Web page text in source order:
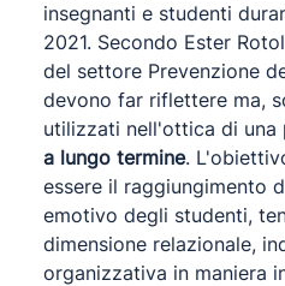
insegnanti e studenti
2021. Secondo Ester
del settore Prevenzione
devono far riflettere ma,
utilizzati nell'ottica di una
a lungo termine.
essere il raggiungimento
emotivo degli studenti,
dimensione relazionale,
organizzativa in maniera